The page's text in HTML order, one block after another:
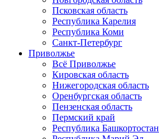
Псковская область
Республика Карелия
Республика Коми
Санкт-Петербург
Приволжье
Всё Приволжье
Кировская область
Нижегородская область
Оренбургская область
Пензенская область
Пермский край
Республика Башкортостан